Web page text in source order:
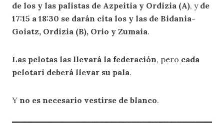
de los y las palistas de Azpeitia y Ordizia (A), y de
17:15 a 18:30 se darán cita los y las de Bidania-
Goiatz, Ordizia (B), Orio y Zumaia.
Las pelotas las llevará la federación, pero cada
pelotari deberá llevar su pala.
Y no es necesario vestirse de blanco.